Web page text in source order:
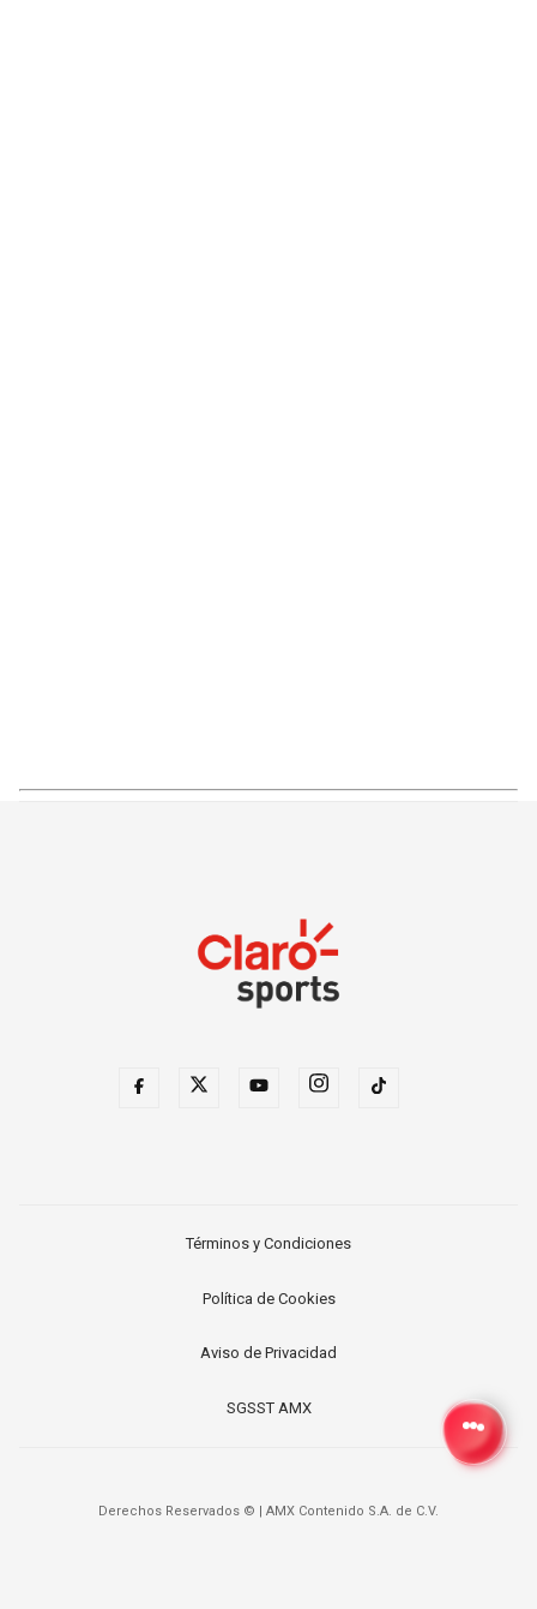
Términos y Condiciones
Política de Cookies
Aviso de Privacidad
SGSST AMX
Derechos Reservados © AMX Contenido S.A. de C.V.